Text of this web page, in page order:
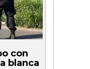
con
blanca